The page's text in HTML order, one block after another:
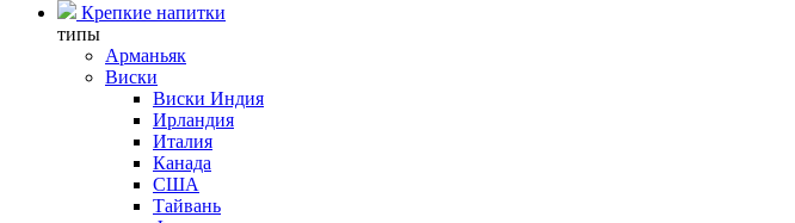
Крепкие напитки
типы
Арманьяк
Виски
Виски Индия
Ирландия
Италия
Канада
США
Тайвань